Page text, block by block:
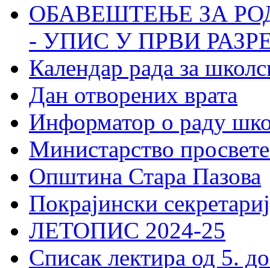
ОБАВЕШТЕЊЕ ЗА
- УПИС У ПРВИ
Календар рада за
Дан отворених врата
Информатор о раду
Министарство
Општина Стара Пазова
Покрајински
ЛЕТОПИС 2024-25
Списак лектира од 5.